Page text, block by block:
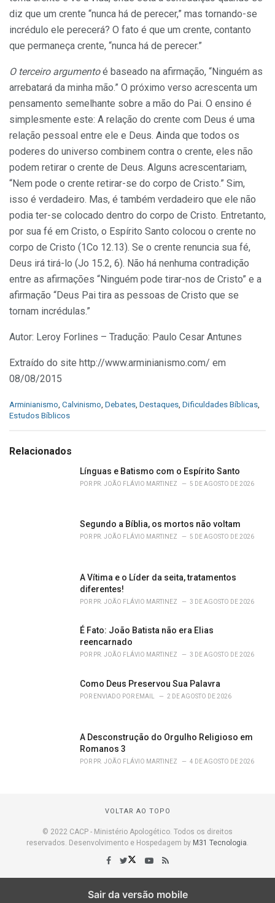
diz que um crente “nunca há de perecer,” mas tornando-se
incrédulo ele perecerá? O fato é que um crente, contanto
que permaneça crente, “nunca há de perecer.”
O terceiro argumentoé baseado na afirmação, “Ninguém as
arrebatará da minha mão.” O próximo verso acrescenta um
pensamento semelhante sobre a mão do Pai. O ensino é
simplesmente este: A relação do crente com Deus é uma
relação pessoal entre ele e Deus. Ainda que todos os
poderes do universo combinem contra o crente, eles não
podem retirar o crente de Deus. Alguns acrescentariam,
“Nem pode o crente retirar-se do corpo de Cristo.” Sim,
isso é verdadeiro. Mas, é também verdadeiro que ele não
podia ter-se colocado dentro do corpo de Cristo. Entretanto,
por sua fé em Cristo, o Espírito Santo colocou o crente no
corpo de Cristo (1Co 12.13). Se o crente renuncia sua fé,
Deus irá tirá-lo (Jo 15.2, 6). Não há nenhuma contradição
entre as afirmações “Ninguém pode tirar-nos de Cristo” e a
afirmação “Deus Pai tira as pessoas de Cristo que se
tornam incrédulas.”
Autor: Leroy Forlines – Tradução: Paulo Cesar Antunes
Extraído do site http://www.arminianismo.com/ em
08/08/2015
C
a
g
Arminianismo, Calvinismo, Debates, Destaques, Dificuldades Bíblicas,
Estudos Bíblicos
Relacionados
Línguas e Batismo com o Espírito Santo
POR PR. JOÃO FLÁVIO MARTINEZ 5 DE AGOSTO DE 2026
Segundo a Bíblia, os mortos não voltam
POR PR. JOÃO FLÁVIO MARTINEZ 5 DE AGOSTO DE 2026
A Vítima e o Líder da seita, tratamentos
diferentes!
POR PR. JOÃO FLÁVIO MARTINEZ 3 DE AGOSTO DE 2026
É Fato: João Batista não era Elias
reencarnado
POR PR. JOÃO FLÁVIO MARTINEZ 3 DE AGOSTO DE 2026
Como Deus Preservou Sua Palavra
POR ENVIADO POR EMAIL 2 DE AGOSTO DE 2026
A Desconstrução do Orgulho Religioso em
Romanos 3
POR PR. JOÃO FLÁVIO MARTINEZ 4 DE AGOSTO DE 2026
VOLTAR AO TOPO
© 2022 CACP - Ministério Apologético. Todos os direitos
reservados. Desenvolvimento e Hospedagem by M31 Tecnologia.
Sair da versão mobile